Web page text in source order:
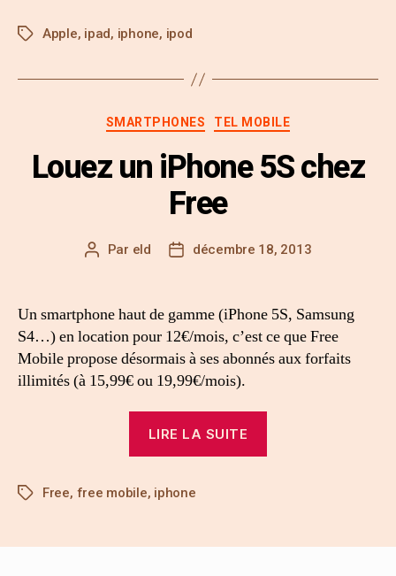
Apple, ipad, iphone, ipod
SMARTPHONES TEL MOBILE
Louez un iPhone 5S chez
Free
Par eld décembre 18, 2013
Un smartphone haut de gamme (iPhone 5S, Samsung
S4…) en location pour 12€/mois, c’est ce que Free
Mobile propose désormais à ses abonnés aux forfaits
illimités (à 15,99€ ou 19,99€/mois).
LIRE LA SUITE
Free, free mobile, iphone